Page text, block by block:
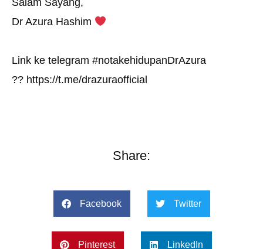
Salam Sayang,
Dr Azura Hashim
Link ke telegram #notakehidupanDrAzura
?? https://t.me/drazuraofficial
Share:
Facebook Twitter
Pinterest LinkedIn